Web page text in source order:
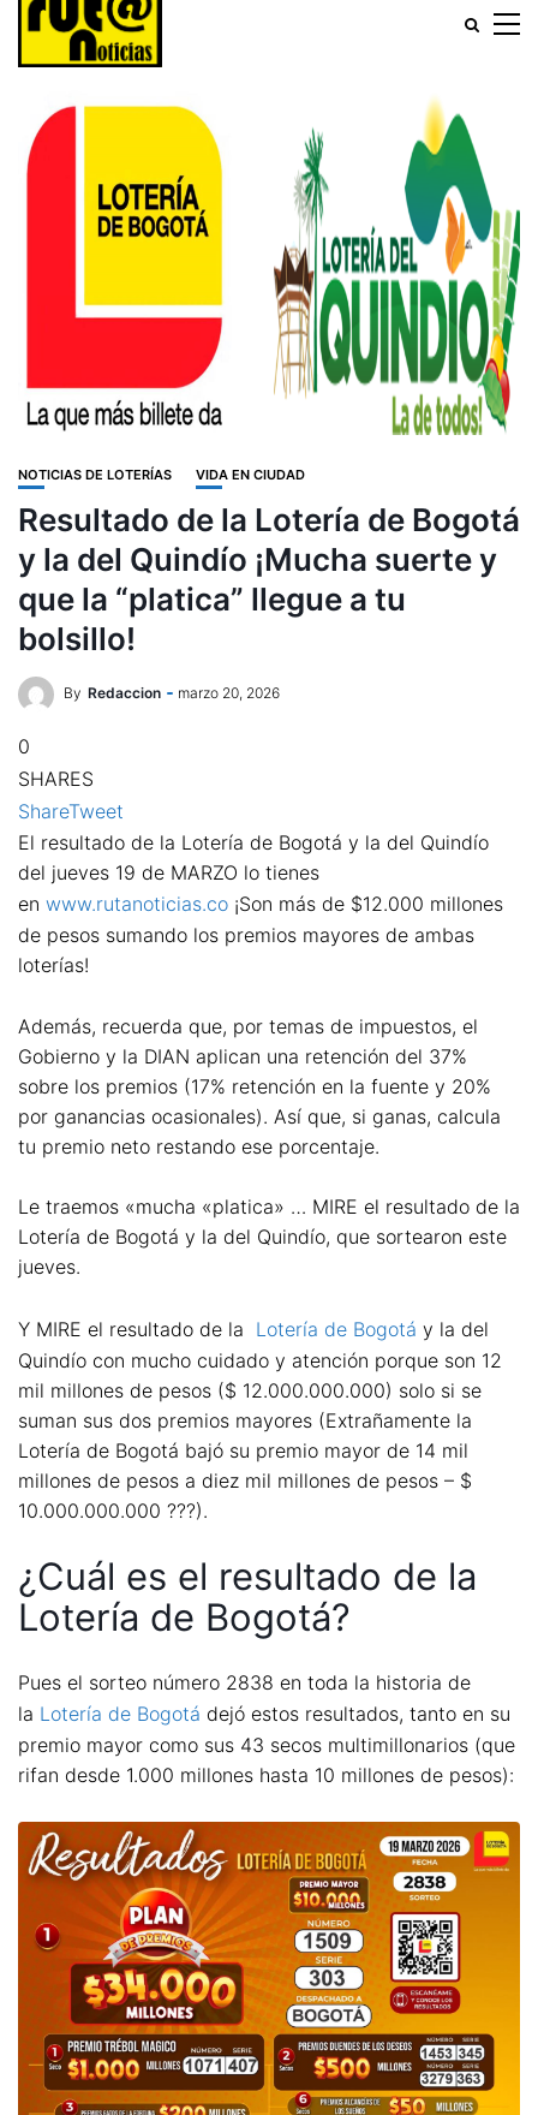
NOTICIAS DE LOTERÍAS VIDA EN CIUDAD
Resultado de la Lotería de Bogotá
y la del Quindío ¡Mucha suerte y
que la “platica” llegue a tu
bolsillo!
By Redaccion marzo 20, 2026
0
SHARES
ShareTweet
El resultado de la Lotería de Bogotá y la del Quindío
del jueves 19 de MARZO lo tienes
en www.rutanoticias.co ¡Son más de $12.000 millones
de pesos sumando los premios mayores de ambas
loterías!
Además, recuerda que, por temas de impuestos, el
Gobierno y la DIAN aplican una retención del 37%
sobre los premios (17% retención en la fuente y 20%
por ganancias ocasionales). Así que, si ganas, calcula
tu premio neto restando ese porcentaje.
Le traemos «mucha «platica» … MIRE el resultado de la
Lotería de Bogotá y la del Quindío, que sortearon este
jueves.
Y MIRE el resultado de la Lotería de Bogotá y la del
Quindío con mucho cuidado y atención porque son 12
mil millones de pesos ($ 12.000.000.000) solo si se
suman sus dos premios mayores (Extrañamente la
Lotería de Bogotá bajó su premio mayor de 14 mil
millones de pesos a diez mil millones de pesos – $
10.000.000.000 ???).
¿Cuál es el resultado de la
Lotería de Bogotá?
Pues el sorteo número 2838 en toda la historia de
la Lotería de Bogotá dejó estos resultados, tanto en su
premio mayor como sus 43 secos multimillonarios (que
rifan desde 1.000 millones hasta 10 millones de pesos):